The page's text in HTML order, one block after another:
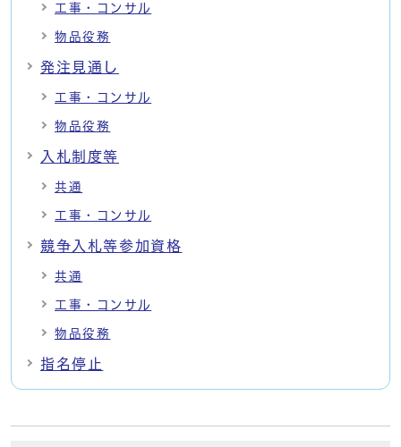
工事・コンサル
物品役務
発注見通し
工事・コンサル
物品役務
入札制度等
共通
工事・コンサル
競争入札等参加資格
共通
工事・コンサル
物品役務
指名停止